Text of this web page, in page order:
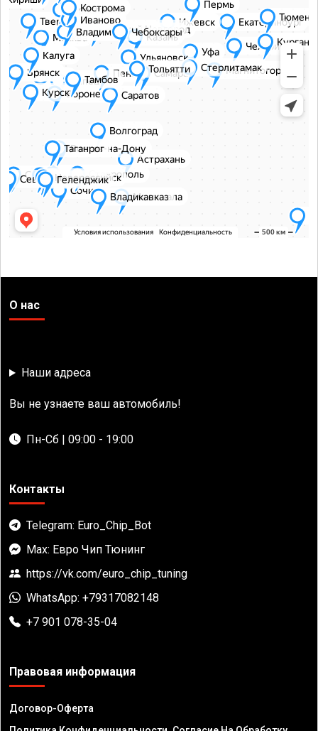
О нас
Наши адреса
Вы не узнаете ваш автомобиль!
Пн-Сб | 09:00 - 19:00
Контакты
Telegram: Euro_Chip_Bot
Max: Евро Чип Тюнинг
https://vk.com/euro_chip_tuning
WhatsApp: +79317082148
+7 901 078-35-04
Правовая информация
Договор-Оферта